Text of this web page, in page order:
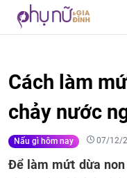
Cách làm
chảy nước
Nấu gì hôm nay 07/12/
Để làm mứt dừa non